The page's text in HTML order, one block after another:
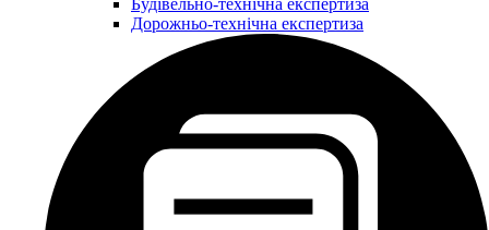
Будівельно-технічна експертиза
Дорожньо-технічна експертиза